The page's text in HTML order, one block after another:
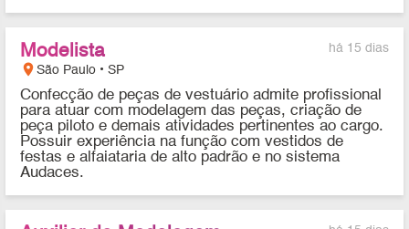
há 15 dias
Modelista
location_onSão Paulo • SP
Confecção de peças de vestuário admite profissional
para atuar com modelagem das peças, criação de
peça piloto e demais atividades pertinentes ao cargo.
Possuir experiência na função com vestidos de
festas e alfaiataria de alto padrão e no sistema
Audaces.